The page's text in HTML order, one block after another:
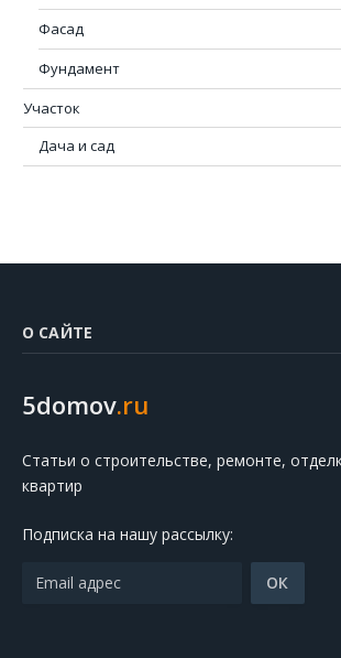
Фасад
Фундамент
Участок
Дача и сад
О САЙТЕ
5domov.ru
Статьи о строительстве, ремонте,
квартир
Подписка на нашу рассылку: